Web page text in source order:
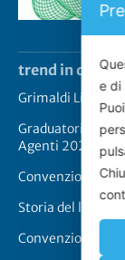
trend in
Grimaldi Lines –
Graduatoria
Agenti 2025
Convenzione
Storia del logo de
Convenzione
e di